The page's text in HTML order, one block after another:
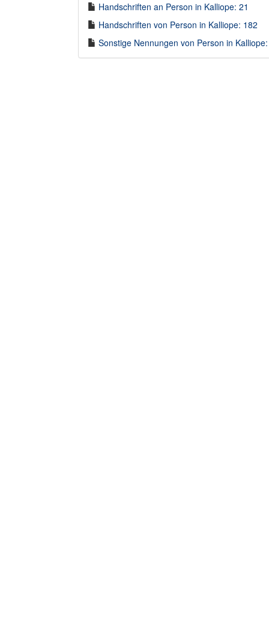
Handschriften an Person in Kalliope: 21
Handschriften von Person in Kalliope: 182
Sonstige Nennungen von Person in